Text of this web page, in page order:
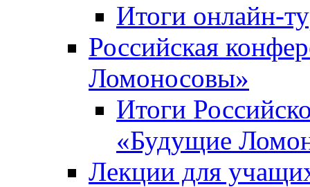
Итоги онлайн-
Российская
Ломоносовы»
Итоги
«Будущие
Лекции для